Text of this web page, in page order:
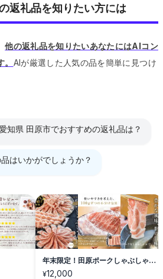
返礼品を知りたい方には
他の返礼品を知りたいあなたにはAIコン
AIが厳選した人気の品を簡単に見つけ
知県 田原市でおすすめの返礼品は？
はいかがでしょうか？
年末限定！田原ポークしゃぶしゃぶ
セット
¥12,000